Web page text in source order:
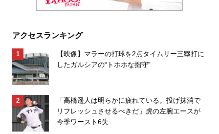
アクセスランキング
【映像】マラーの打球を2点タイムリー三塁打に
したガルシアの“トホホな拙守”
「高橋遥人は明らかに疲れている。投げ抹消で
リフレッシュさせるべきだ」虎の左腕エースが
今季ワースト6失...